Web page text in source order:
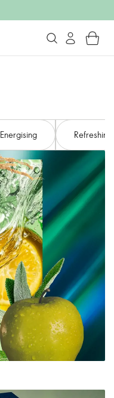
Energising Refreshing